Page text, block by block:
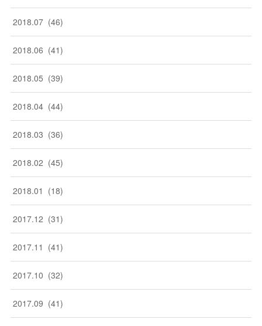
2018.07 (46)
2018.06 (41)
2018.05 (39)
2018.04 (44)
2018.03 (36)
2018.02 (45)
2018.01 (18)
2017.12 (31)
2017.11 (41)
2017.10 (32)
2017.09 (41)